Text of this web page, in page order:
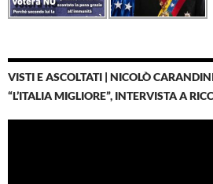
VISTI E ASCOLTATI | NICOLÒ
“L’ITALIA MIGLIORE”, INTERVISTA A